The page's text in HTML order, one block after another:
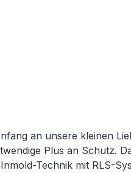
an unsere kleinen
Plus an Schutz.
Technik mit RLS-